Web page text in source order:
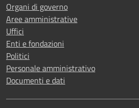
Organi di governo
Aree amministrative
Uffici
Enti e fondazioni
Politici
Personale amministrativo
Documenti e dati